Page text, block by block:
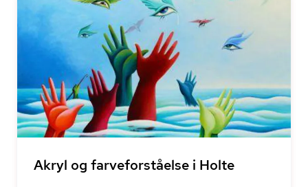
Akryl og farveforståelse i Holte